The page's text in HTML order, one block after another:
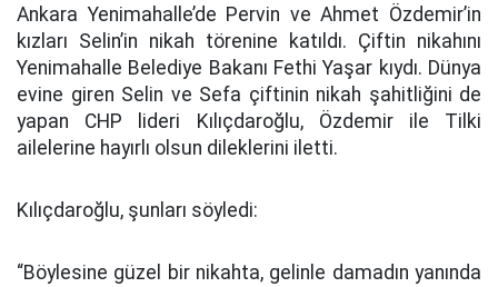
Ankara Yenimahalle’de Pervin ve Ahmet Özdemir’in
kızları Selin’in nikah törenine katıldı. Çiftin nikahını
Yenimahalle Belediye Bakanı Fethi Yaşar kıydı. Dünya
evine giren Selin ve Sefa çiftinin nikah şahitliğini de
yapan CHP lideri Kılıçdaroğlu, Özdemir ile Tilki
ailelerine hayırlı olsun dileklerini iletti.
Kılıçdaroğlu, şunları söyledi:
“Böylesine güzel bir nikahta, gelinle damadın yanında